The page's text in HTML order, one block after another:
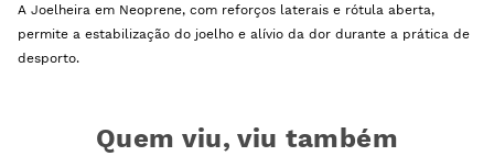
A Joelheira em Neoprene, com reforços laterais e rótula aberta,
permite a estabilização do joelho e alívio da dor durante a prática de
desporto.
Quem viu, viu também